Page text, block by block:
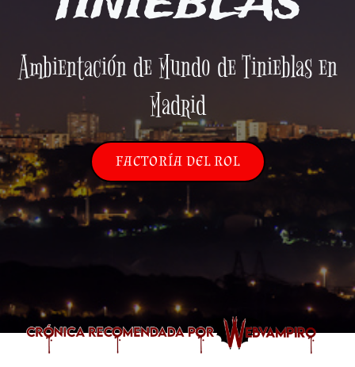
Ambientación de Mundo de Tinieblas en
Madrid
FACTORÍA DEL ROL